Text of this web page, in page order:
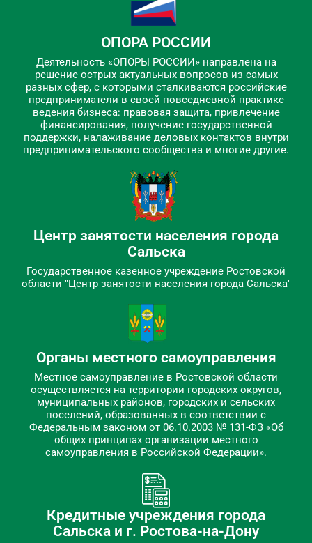
ОПОРА РОССИИ
Деятельность «ОПОРЫ РОССИИ» направлена на
решение острых актуальных вопросов из самых
разных сфер, с которыми сталкиваются российские
предприниматели в своей повседневной практике
ведения бизнеса: правовая защита, привлечение
финансирования, получение государственной
поддержки, налаживание деловых контактов внутри
предпринимательского сообщества и многие другие.
Центр занятости населения города
Сальска
Государственное казенное учреждение Ростовской
области "Центр занятости населения города Сальска"
Органы местного самоуправления
Местное самоуправление в Ростовской области
осуществляется на территории городских округов,
муниципальных районов, городских и сельских
поселений, образованных в соответствии с
Федеральным законом от 06.10.2003 № 131-ФЗ «Об
общих принципах организации местного
самоуправления в Российской Федерации».
Кредитные учреждения города
Сальска и г. Ростова-на-Дону